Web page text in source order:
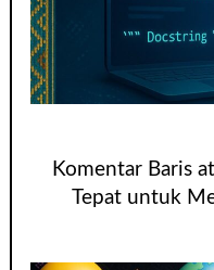
Komentar Baris
Tepat untuk